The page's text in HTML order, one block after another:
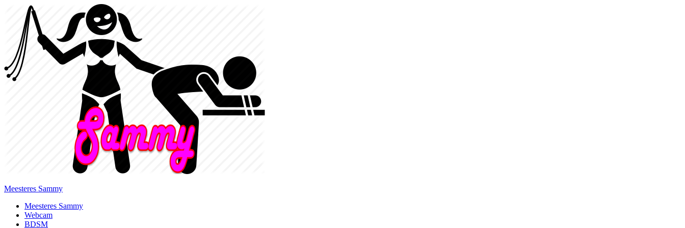
Meesteres Sammy
Primary
Menu
Meesteres Sammy
Webcam
BDSM